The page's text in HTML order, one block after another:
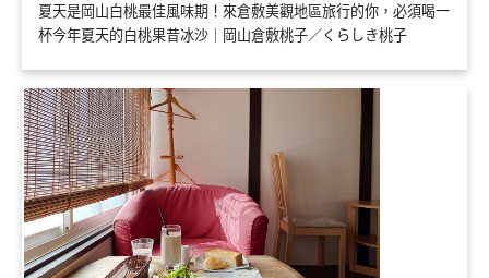
夏天是岡山白桃最佳風味期！來倉敷美觀地區旅行的你，必須喝一
杯今年夏天的白桃果昔冰沙｜岡山倉敷桃子／くらしき桃子